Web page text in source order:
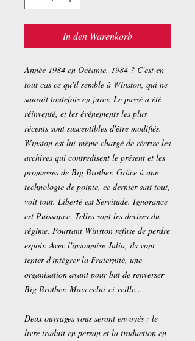
In den Warenkorb
Année 1984 en Océanie. 1984 ? C'est en
tout cas ce qu'il semble à Winston, qui ne
saurait toutefois en jurer. Le passé a été
réinventé, et les événements les plus
récents sont susceptibles d'être modifiés.
Winston est lui-même chargé de récrire les
archives qui contredisent le présent et les
promesses de Big Brother. Grâce à une
technologie de pointe, ce dernier sait tout,
voit tout. Liberté est Servitude. Ignorance
est Puissance. Telles sont les devises du
régime. Pourtant Winston refuse de perdre
espoir. Avec l'insoumise Julia, ils vont
tenter d'intégrer la Fraternité, une
organisation ayant pour but de renverser
Big Brother. Mais celui-ci veille...
Deux ouvrages vous seront envoyés : le
livre traduit en persan et la traduction en